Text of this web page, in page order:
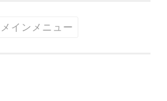
メインメニュー